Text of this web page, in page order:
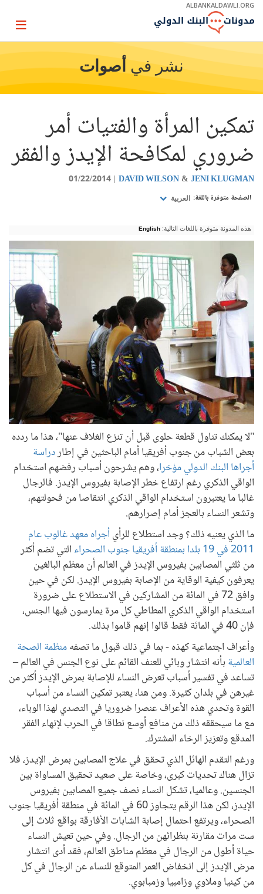
Skip
Main
ALBANKALDAWLI.ORG
Page
نشر في أصوات
تمكين المرأة والفتيات أمر
ضروري لمكافحة الإيدز والفقر
JENI KLUGMAN
DAVID WILSON
01/22/2014
الصفحة متوفرة باللغة: العربية
هذه المدونة متوفرة باللغات التالية: English
"لا يمكنك تناول قطعة حلوى قبل أن تنزع الغلاف عنها"، هذا ما ردده
بعض الشباب من جنوب أفريقيا أمام الباحثين في إطاردراسة
أجراها البنك الدولي مؤخرا، وهم يشرحون أسباب رفضهم استخدام
الواقي الذكري رغم ارتفاع خطر الإصابة بفيروس الإيدز. فالرجال
غالبا ما يعتبرون استخدام الواقي الذكري انتقاصا من فحولتهم،
وتشعر النساء بالعجز أمام إصرارهم.
ما الذي يعنيه ذلك؟ وجد استطلاع للرأي أجراه معهد غالوب عام
2011 في 19 بلدا بمنطقة أفريقيا جنوب الصحراء
التي تضم أكثر
من ثلثي المصابين بفيروس الإيدز في العالم أن معظم البالغين
يعرفون كيفية الوقاية من الإصابة بفيروس الإيدز. لكن في حين
وافق 72 في المائة من المشاركين في الاستطلاع على ضرورة
استخدام الواقي الذكري المطاطي كل مرة يمارسون فيها الجنس،
فإن 40 في المائة فقط قالوا إنهم قاموا بذلك.
وأعراف اجتماعية كهذه - بما في ذلك قبول ما تصفهمنظمة الصحة
العالمية بأنه انتشار وبائي للعنف القائم على نوع الجنس في العالم –
تساعد في تفسير أسباب تعرض النساء للإصابة بمرض الإيدز أكثر من
غيرهن في بلدان كثيرة. ومن هنا، يعتبر تمكين النساء من أسباب
القوة وتحدي هذه الأعراف عنصرا ضروريا في التصدي لهذا الوباء،
مع ما سيحققه ذلك من منافع أوسع نطاقا في الحرب لإنهاء الفقر
المدقع وتعزيز الرخاء المشترك.
ورغم التقدم الهائل الذي تحقق في علاج المصابين بمرض الإيدز، فلا
تزال هناك تحديات كبرى، وخاصة على صعيد تحقيق المساواة بين
الجنسين. وعالميا، تشكل النساء نصف جميع المصابين بفيروس
الإيدز، لكن هذا الرقم يتجاوز 60 في المائة في منطقة أفريقيا جنوب
الصحراء، ويرتفع احتمال إصابة الشابات الأفارقة بواقع ثلاث إلى
ست مرات مقارنة بنظرائهن من الرجال. وفي حين تعيش النساء
حياة أطول من الرجال في معظم مناطق العالم، فقد أدى انتشار
مرض الإيدز إلى انخفاض العمر المتوقع للنساء عن الرجال في كل
من كينيا وملاوي وزامبيا وزمبابوي.